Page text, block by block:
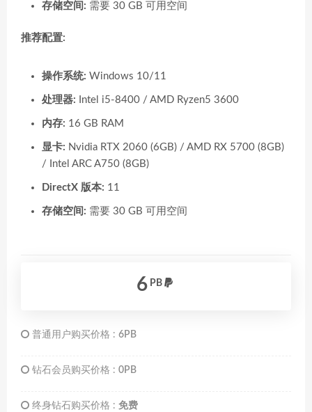
存储空间: 需要 30 GB 可用空间
推荐配置:
操作系统: Windows 10/11
处理器: Intel i5-8400 / AMD Ryzen5 3600
内存: 16 GB RAM
显卡: Nvidia RTX 2060 (6GB) / AMD RX 5700 (8GB)
/ Intel ARC A750 (8GB)
DirectX 版本: 11
存储空间: 需要 30 GB 可用空间
6 PB
普通用户购买价格 : 6PB
钻石会员购买价格 : 0PB
终身钻石购买价格 : 免费